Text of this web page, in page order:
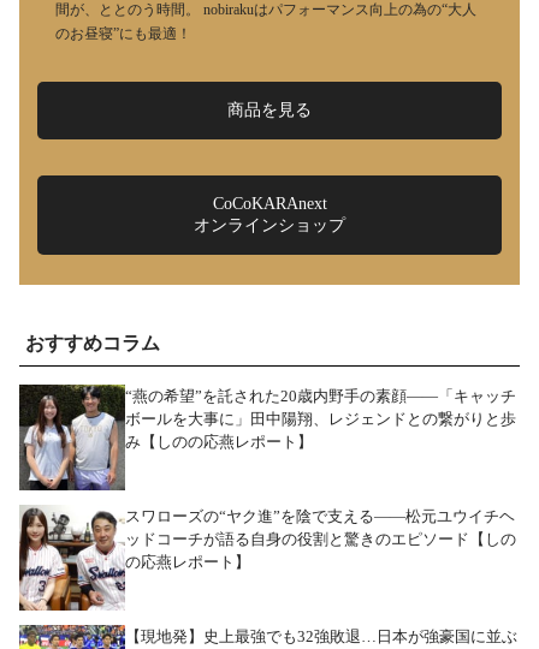
間が、ととのう時間。 nobirakuはパフォーマンス向上の為の“大人
のお昼寝”にも最適！
商品を見る
CoCoKARAnext
オンラインショップ
おすすめコラム
“燕の希望”を託された20歳内野手の素顔――「キャッチ
ボールを大事に」田中陽翔、レジェンドとの繋がりと歩
み【しのの応燕レポート】
スワローズの“ヤク進”を陰で支える――松元ユウイチヘ
ッドコーチが語る自身の役割と驚きのエピソード【しの
の応燕レポート】
【現地発】史上最強でも32強敗退…日本が強豪国に並ぶ